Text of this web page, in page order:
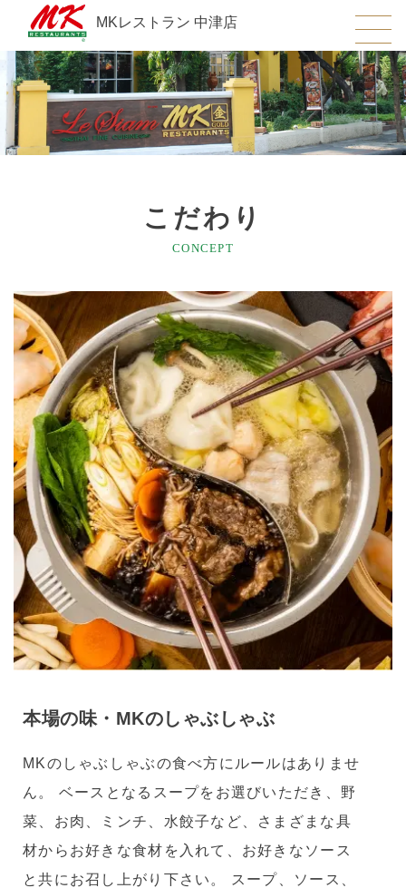
MKレストラン 中津店
こだわり
CONCEPT
本場の味・MKのしゃぶしゃぶ
MKのしゃぶしゃぶの食べ方にルールはありませ
ん。 ベースとなるスープをお選びいただき、野
菜、お肉、ミンチ、水餃子など、さまざまな具
材からお好きな食材を入れて、お好きなソース
と共にお召し上がり下さい。 スープ、ソース、